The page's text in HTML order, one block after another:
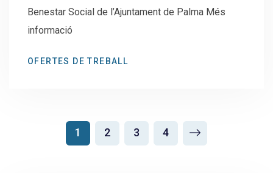
Benestar Social de l’Ajuntament de Palma Més
informació
OFERTES DE TREBALL
1 2 3 4